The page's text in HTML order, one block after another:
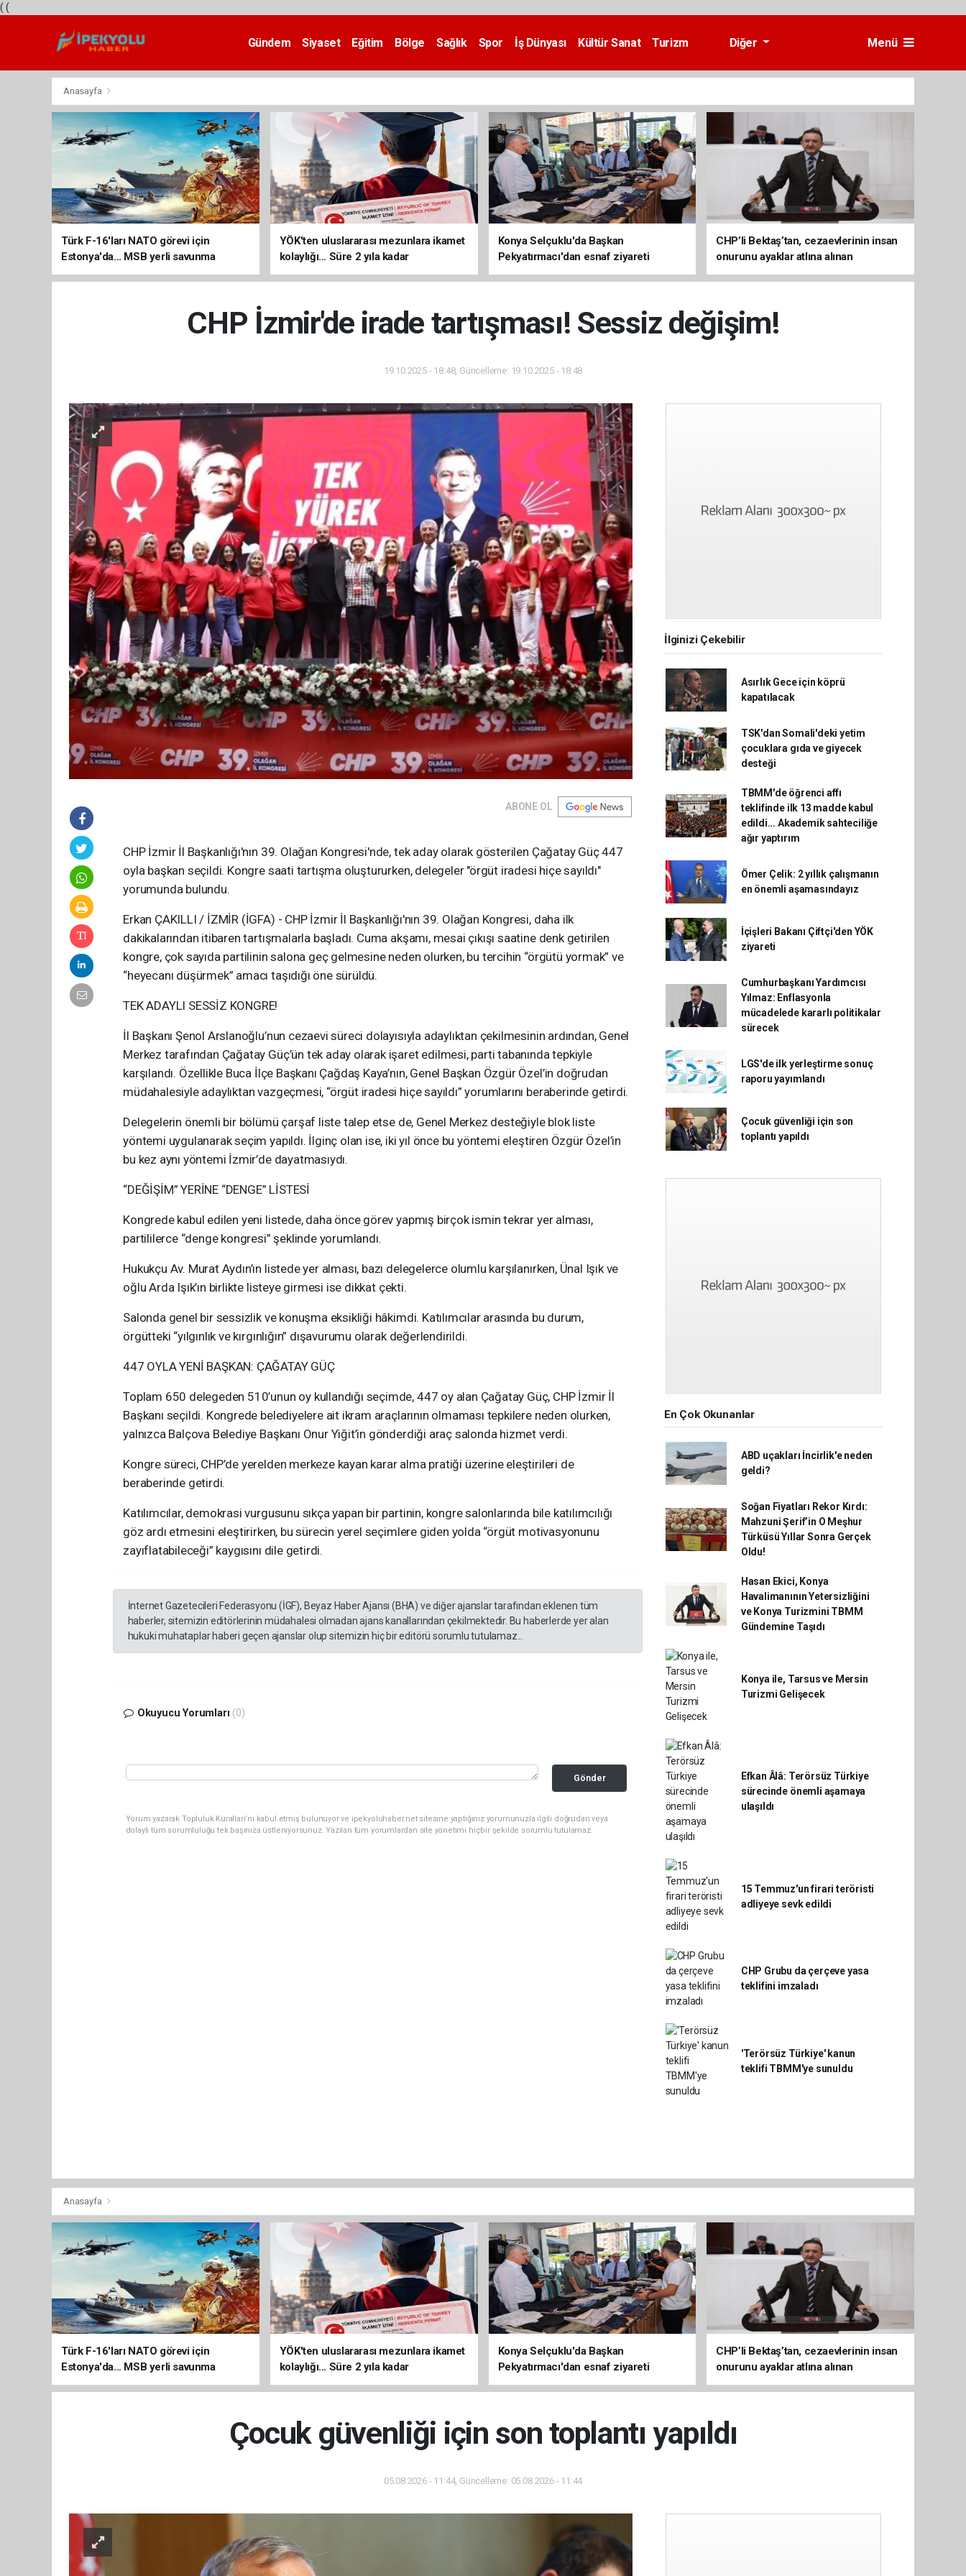
( (
Gündem Siyaset Eğitim Bölge Sağlık Spor İş Dünyası Kültür Sanat
Turizm
Diğer Menü
Anasayfa
Türk F-16'ları NATO görevi için
Estonya'da... MSB yerli savunma
sistemleriyle güçleniyor
YÖK'ten uluslararası mezunlara ikamet
kolaylığı... Süre 2 yıla kadar
uzatılabilecek
Konya Selçuklu'da Başkan
Pekyatırmacı'dan esnaf ziyareti
CHP’li Bektaş’tan, cezaevlerinin insan
onurunu ayaklar atlına alınan
mekânlara dönüşmesine tepki
CHP İzmir'de irade tartışması! Sessiz değişim!
19.10.2025 - 18:48, Güncelleme: 19.10.2025 - 18:48
ABONE OL
CHP İzmir İl Başkanlığı'nın 39. Olağan Kongresi'nde, tek aday olarak gösterilen Çağatay Güç 447
oyla başkan seçildi. Kongre saati tartışma oluştururken, delegeler "örgüt iradesi hiçe sayıldı"
yorumunda bulundu.
Erkan ÇAKILLI / İZMİR (İGFA) - CHP İzmir İl Başkanlığı'nın 39. Olağan Kongresi, daha ilk
dakikalarından itibaren tartışmalarla başladı. Cuma akşamı, mesai çıkışı saatine denk getirilen
kongre, çok sayıda partilinin salona geç gelmesine neden olurken, bu tercihin “örgütü yormak” ve
“heyecanı düşürmek” amacı taşıdığı öne sürüldü.
TEK ADAYLI SESSİZ KONGRE!
İl Başkanı Şenol Arslanoğlu’nun cezaevi süreci dolayısıyla adaylıktan çekilmesinin ardından, Genel
Merkez tarafından Çağatay Güç’ün tek aday olarak işaret edilmesi, parti tabanında tepkiyle
karşılandı. Özellikle Buca İlçe Başkanı Çağdaş Kaya’nın, Genel Başkan Özgür Özel’in doğrudan
müdahalesiyle adaylıktan vazgeçmesi, “örgüt iradesi hiçe sayıldı” yorumlarını beraberinde getirdi.
Delegelerin önemli bir bölümü çarşaf liste talep etse de, Genel Merkez desteğiyle blok liste
yöntemi uygulanarak seçim yapıldı. İlginç olan ise, iki yıl önce bu yöntemi eleştiren Özgür Özel’in
bu kez aynı yöntemi İzmir’de dayatmasıydı.
“DEĞİŞİM” YERİNE “DENGE” LİSTESİ
Kongrede kabul edilen yeni listede, daha önce görev yapmış birçok ismin tekrar yer alması,
partililerce “denge kongresi” şeklinde yorumlandı.
Hukukçu Av. Murat Aydın’ın listede yer alması, bazı delegelerce olumlu karşılanırken, Ünal Işık ve
oğlu Arda Işık’ın birlikte listeye girmesi ise dikkat çekti.
Salonda genel bir sessizlik ve konuşma eksikliği hâkimdi. Katılımcılar arasında bu durum,
örgütteki “yılgınlık ve kırgınlığın” dışavurumu olarak değerlendirildi.
447 OYLA YENİ BAŞKAN: ÇAĞATAY GÜÇ
Toplam 650 delegeden 510’unun oy kullandığı seçimde, 447 oy alan Çağatay Güç, CHP İzmir İl
Başkanı seçildi. Kongrede belediyelere ait ikram araçlarının olmaması tepkilere neden olurken,
yalnızca Balçova Belediye Başkanı Onur Yiğit’in gönderdiği araç salonda hizmet verdi.
Kongre süreci, CHP’de yerelden merkeze kayan karar alma pratiği üzerine eleştirileri de
beraberinde getirdi.
Katılımcılar, demokrasi vurgusunu sıkça yapan bir partinin, kongre salonlarında bile katılımcılığı
göz ardı etmesini eleştirirken, bu sürecin yerel seçimlere giden yolda “örgüt motivasyonunu
zayıflatabileceği” kaygısını dile getirdi.
İnternet Gazetecileri Federasyonu (İGF), Beyaz Haber Ajansı (BHA) ve diğer ajanslar tarafından eklenen tüm
haberler, sitemizin editörlerinin müdahalesi olmadan ajans kanallarından çekilmektedir. Bu haberlerde yer alan
hukuki muhataplar haberi geçen ajanslar olup sitemizin hiç bir editörü sorumlu tutulamaz...
Okuyucu Yorumları (0)
Gönder
Yorum yazarak Topluluk Kuralları’nı kabul etmiş bulunuyor ve ipekyoluhaber.net sitesine yaptığınız yorumunuzla ilgili doğrudan veya
dolaylı tüm sorumluluğu tek başınıza üstleniyorsunuz. Yazılan tüm yorumlardan site yönetimi hiçbir şekilde sorumlu tutulamaz.
İlginizi Çekebilir
Asırlık Gece için köprü
kapatılacak
TSK'dan Somali'deki yetim
çocuklara gıda ve giyecek
desteği
TBMM'de öğrenci affı
teklifinde ilk 13 madde kabul
edildi... Akademik sahteciliğe
ağır yaptırım
Ömer Çelik: 2 yıllık çalışmanın
en önemli aşamasındayız
İçişleri Bakanı Çiftçi'den YÖK
ziyareti
Cumhurbaşkanı Yardımcısı
Yılmaz: Enflasyonla
mücadelede kararlı politikalar
sürecek
LGS'de ilk yerleştirme sonuç
raporu yayımlandı
Çocuk güvenliği için son
toplantı yapıldı
En Çok Okunanlar
ABD uçakları İncirlik'e neden
geldi?
Soğan Fiyatları Rekor Kırdı:
Mahzuni Şerif’in O Meşhur
Türküsü Yıllar Sonra Gerçek
Oldu!
Hasan Ekici, Konya
Havalimanının Yetersizliğini
ve Konya Turizmini TBMM
Gündemine Taşıdı
Konya ile, Tarsus ve Mersin
Turizmi Gelişecek
Efkan Âlâ: Terörsüz Türkiye
sürecinde önemli aşamaya
ulaşıldı
15 Temmuz'un firari teröristi
adliyeye sevk edildi
CHP Grubu da çerçeve yasa
teklifini imzaladı
'Terörsüz Türkiye' kanun
teklifi TBMM'ye sunuldu
Anasayfa
Türk F-16'ları NATO görevi için
Estonya'da... MSB yerli savunma
sistemleriyle güçleniyor
YÖK'ten uluslararası mezunlara ikamet
kolaylığı... Süre 2 yıla kadar
uzatılabilecek
Konya Selçuklu'da Başkan
Pekyatırmacı'dan esnaf ziyareti
CHP’li Bektaş’tan, cezaevlerinin insan
onurunu ayaklar atlına alınan
mekânlara dönüşmesine tepki
Çocuk güvenliği için son toplantı yapıldı
05.08.2026 - 11:44, Güncelleme: 05.08.2026 - 11:44